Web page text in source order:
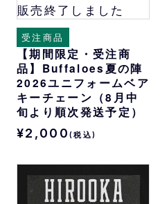
販売終了しました
受注商品
【期間限定・受注商
品】Buffaloes夏の陣
2026ユニフォームベア
キーチェーン（8月中
旬より順次発送予定）
¥2,000 (税込)